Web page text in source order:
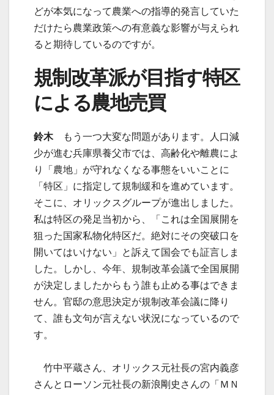
どが本気になって農業への指導的発言していた
だけたら農業政策への有意義な影響が与えられ
ると期待しているのですが。
規制改革派が目指す特区
による農地売買
鈴木もう一つ大変な問題があります。人口減
少が進む兵庫県養父市では、高齢化や離農によ
り「農地」が守れなくなる事態をいいことに
「特区」に指定して規制緩和を進めています。
そこに、オリックスグループが進出しました。
私は特区の発足当初から、「これは全国展開を
狙った国家私物化特区だ。絶対にその突破口を
開いてはいけない」と訴えて国会でも証言しま
した。しかし、今年、規制改革会議で全国展開
が決定しましたからもう誰も止める事はできま
せん。官邸の意思決定が規制改革会議に降り
て、誰も文句が言えない状況になっているので
す。
竹中平蔵さん、オリックス元社長の宮内義彦
さんとローソン元社長の新浪剛史さんの「ＭＮ